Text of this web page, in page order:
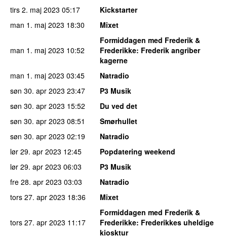
tirs 2. maj 2023 05:17
Kickstarter
man 1. maj 2023 18:30 Mixet
man 1. maj 2023 10:52
Formiddagen med Frederik &
Frederikke: Frederik angriber
kagerne
man 1. maj 2023 03:45
Natradio
søn 30. apr 2023 23:47
P3 Musik
søn 30. apr 2023 15:52
Du ved det
søn 30. apr 2023 08:51
Smørhullet
søn 30. apr 2023 02:19
Natradio
lør 29. apr 2023 12:45
Popdatering weekend
lør 29. apr 2023 06:03
P3 Musik
fre 28. apr 2023 03:03
Natradio
tors 27. apr 2023 18:36 Mixet
tors 27. apr 2023 11:17
Formiddagen med Frederik &
Frederikke: Frederikkes uheldige
kiosktur